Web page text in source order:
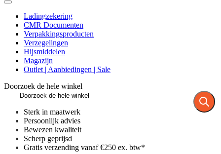
Ladingzekering
CMR Documenten
Verpakkingsproducten
Verzegelingen
Hijsmiddelen
Magazijn
Outlet | Aanbiedingen | Sale
Doorzoek de hele winkel
Sterk in maatwerk
Persoonlijk advies
Bewezen kwaliteit
Scherp geprijsd
Gratis verzending vanaf €250 ex. btw*